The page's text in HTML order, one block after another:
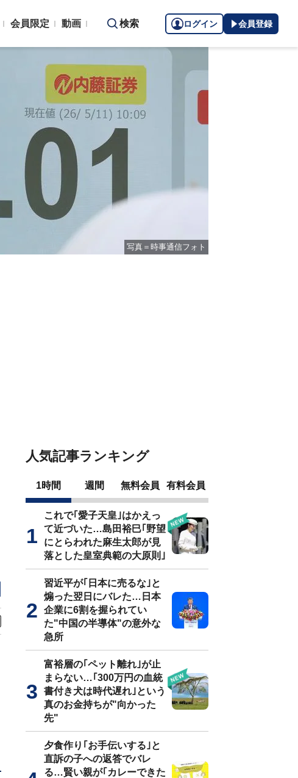
会員限定 動画 検索 ログイン 会員登録
写真＝時事通信フォト
人気記事ランキング
1時間 週間 無料会員 有料会員
これで｢愛子天皇｣はかえっ
て近づいた…島田裕巳｢野望
にとらわれた麻生太郎が見
落とした皇室典範の大原則｣
習近平が｢日本に売るな｣と
煽った翌日にバレた…日本
企業に6割を握られてい
た"中国の半導体"の意外な
急所
富裕層の｢ペット離れ｣が止
まらない…｢300万円の血統
書付き犬は時代遅れ｣という
真のお金持ちが"向かった
先"
夕食作り｢お手伝いする｣と
直訴の子への返答でバレ
る…賢い親が｢カレーできた